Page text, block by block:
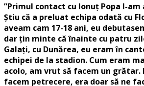
”Primul contact cu Ionuț Popa l-am
Știu că a preluat echipa odată cu
aveam cam 17-18 ani, eu
dar țin minte că înainte cu patru
Galați, cu Dunărea, eu eram în
echipei de la stadion. Cum eram
acolo, am vrut să facem un grătar.
facem petrecere, era doar să ne